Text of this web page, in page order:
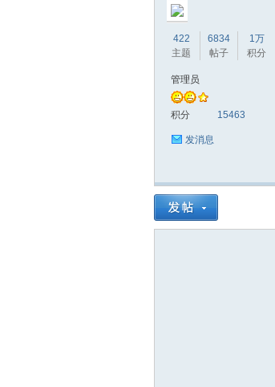
422
主题
6834
帖子
1万
积分
管理员
积分 15463
发消息